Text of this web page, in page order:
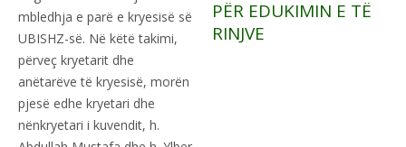
mbledhja e parë e kryesisë së
UBISHZ-së. Në këtë takimi,
përveç kryetarit dhe
anëtarëve të kryesisë, morën
pjesë edhe kryetari dhe
nënkryetari i kuvendit, h.
PËR EDUKIMIN E TË
RINJVE